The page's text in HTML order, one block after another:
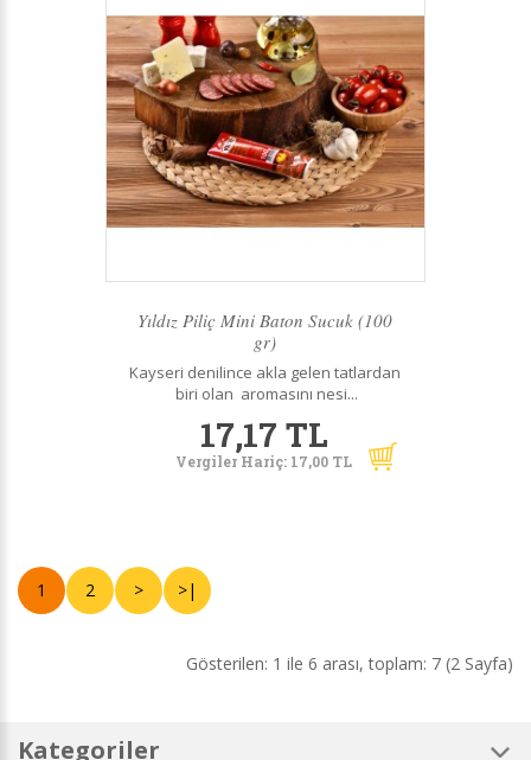
Yıldız Piliç Mini Baton Sucuk (100
gr)
Kayseri denilince akla gelen tatlardan
biri olan aromasını nesi...
17,17 TL
Vergiler Hariç: 17,00 TL
1 2 > >|
Gösterilen: 1 ile 6 arası, toplam: 7 (2 Sayfa)
Kategoriler